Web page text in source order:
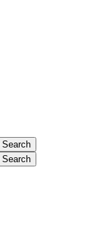
Search
Search